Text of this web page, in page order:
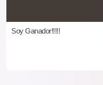
Soy Ganador!!!!!